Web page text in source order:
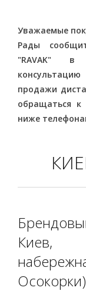
Уважаемые
Рады
"RAVAK" в
продажи
обращаться
ниже
Киев,
Осокорки)